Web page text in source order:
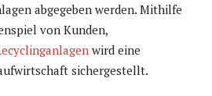
abgegeben werden. Mithilfe
von Kunden,
wird eine
sichergestellt.